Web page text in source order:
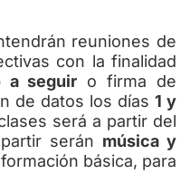
reuniones de
con la finalidad
a seguir o firma de
de datos los días 1 y
será a partir del
serán música y
básica, para